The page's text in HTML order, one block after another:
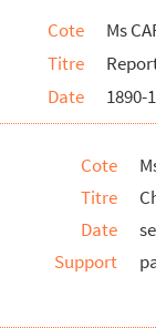
Cote
Ms
Titre
Date
1890-
Cote
Titre
Date
Support